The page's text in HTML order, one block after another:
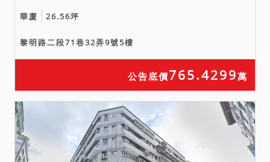
請求權，不得於拍定後據此
請求撤銷拍定。
六、集（居）合式住宅：基
地、公共設施（含道路）用
地之共有人無優先承買權。
七、公寓大廈管理條例第24
條第1項規定：「區分所有權
人之繼受人，應於繼受前向
華廈 26.56坪
黎明路二段71巷32弄9號5樓
公告底價765.4299萬